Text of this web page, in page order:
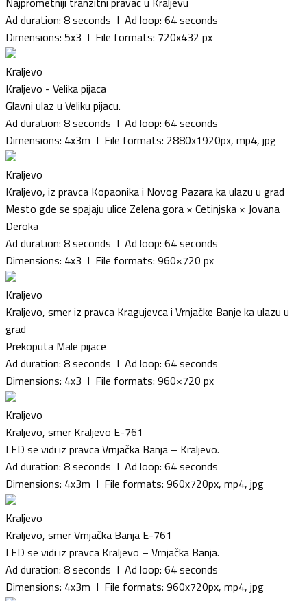
Ad duration: 8 seconds I Ad loop: 64 seconds
Dimensions: 5x3 I File formats: 720x432 px
Kraljevo
Kraljevo - Velika pijaca
Glavni ulaz u Veliku pijacu.
Ad duration: 8 seconds I Ad loop: 64 seconds
Dimensions: 4x3m I File formats: 2880x1920px, mp4, jpg
Kraljevo
Kraljevo, iz pravca Kopaonika i Novog Pazara ka ulazu u grad
Mesto gde se spajaju ulice Zelena gora × Cetinjska × Jovana
Deroka
Ad duration: 8 seconds I Ad loop: 64 seconds
Dimensions: 4x3 I File formats: 960×720 px
Kraljevo
Kraljevo, smer iz pravca Kragujevca i Vrnjačke Banje ka ulazu u
grad
Prekoputa Male pijace
Ad duration: 8 seconds I Ad loop: 64 seconds
Dimensions: 4x3 I File formats: 960×720 px
Kraljevo
Kraljevo, smer Kraljevo E-761
LED se vidi iz pravca Vrnjačka Banja – Kraljevo.
Ad duration: 8 seconds I Ad loop: 64 seconds
Dimensions: 4x3m I File formats: 960x720px, mp4, jpg
Kraljevo
Kraljevo, smer Vrnjačka Banja E-761
LED se vidi iz pravca Kraljevo – Vrnjačka Banja.
Ad duration: 8 seconds I Ad loop: 64 seconds
Dimensions: 4x3m I File formats: 960x720px, mp4, jpg